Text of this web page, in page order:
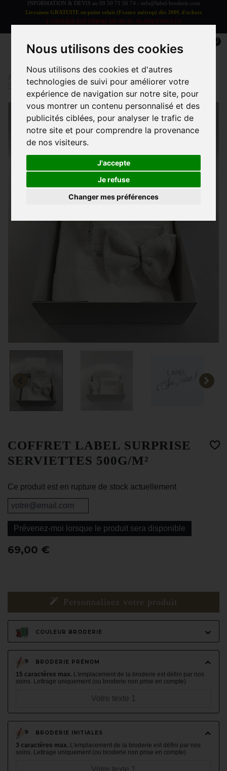
Nous utilisons des cookies
Nous utilisons des cookies et d'autres
technologies de suivi pour améliorer votre
expérience de navigation sur notre site, pour
vous montrer un contenu personnalisé et des
publicités ciblées, pour analyser le trafic de
notre site et pour comprendre la provenance
de nos visiteurs.
J'accepte
Je refuse
Changer mes préférences
INFORMATION & DEVIS au 09 50 71 56 74 - info@label-broderie.com
Livraison GRATUITE en point relais (France métrop) dès 300€ d'achats
L'ATELIER EST FERME DU 08 AU 16 AOUT INCLUS
0
Accueil > Coffrets Label Surprise
Coffret Label
Surprise Serviettes 500g/m²
COFFRET LABEL SURPRISE
SERVIETTES 500G/M²
Personnalisez votre produit
COULEUR BRODERIE
BRODERIE PRÉNOM
15 caractères max. L'emplacement de la broderie est défini par nos
soins. Lettrage uniquement (ou broderie non prise en compte)
BRODERIE INITIALES
3 caractères max. L'emplacement de la broderie est défini par nos
soins. Lettrage uniquement (ou broderie non prise en compte)
69,00 €
Ce produit est en rupture de stock actuellement
Prévenez-moi lorsque le produit sera disponible